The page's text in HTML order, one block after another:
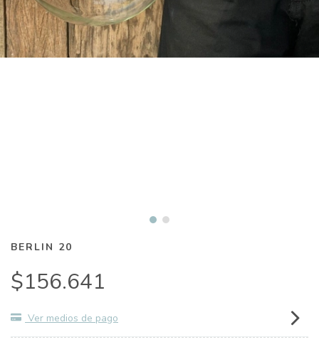
BERLIN 20
$156.641
Ver medios de pago